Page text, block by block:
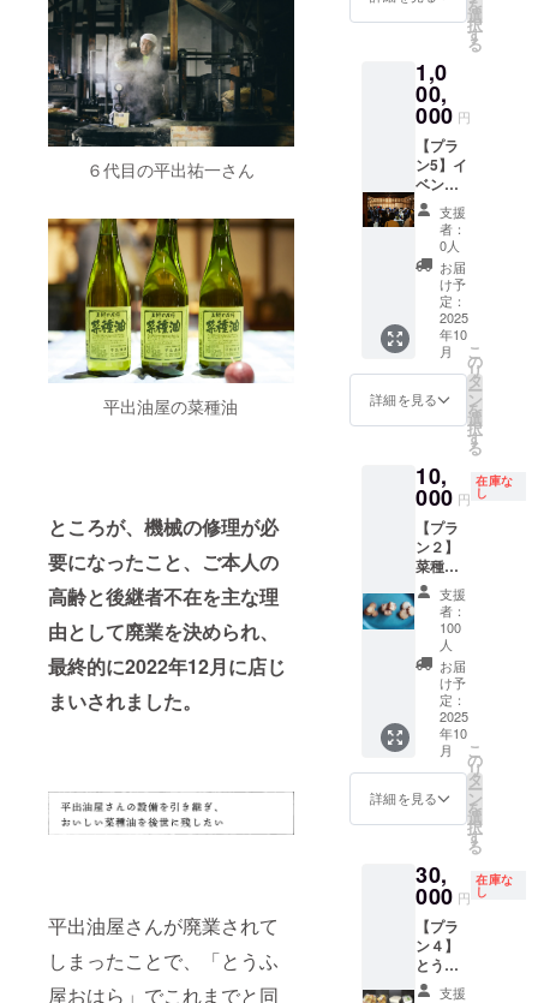
６代目の平出祐一さん
平出油屋の菜種油
ところが、機械の修理が必
要になったこと、ご本人の
高齢と後継者不在を主な理
由として廃業を決められ、
最終的に2022年12月に店じ
まいされました。
平出油屋さんが廃業されて
しまったことで、「とうふ
屋おはら」でこれまでと同
・掲載
期間：
存続す
る限り
・掲載
方法：
文字の
み、掲
載サイ
ズ 12ポ
イント
（50音
順） ・
支援
時、希
望の方
は備考
欄に掲
載を希
望され
るお名
前とふ
をご記
入くだ
さい。
■プロ
ジェク
ト進捗
レポー
トメー
ルを毎
月送信
しま
す。
方法：
文字の
載サイ
ズ 12ポ
イント
（50音
順） ・
支援
時、希
望の方
は備考
欄に掲
載を希
望され
るお名
前とふ
りがな
をご記
入くだ
さい。
■プロ
ジェク
レポー
トメー
ルを毎
月送信
しま
す。
然にが
り） ・
せ豆
腐」1丁
（ 原材
料:国産
大豆、
天然に
がり）
・「ま
るでプ
リン」1
個（ 原
材料:国
産青大
豆、天
然にが
り） ・
「豆腐
の味噌
漬け」1
丁（原
産大
豆、天
然にが
り、国
産味噌
など）
・「五
島の自
然海
塩」
100g（
原材料:
海水
（五島
海））
■感謝の
気持ち
メッ
セージ
をお送
りしま
す。 ■
搾油施
設付近
揚げ」6
個入り
料:国産
大豆、
天然に
がり、
菜種
油） ・
「もめ
ん豆
腐」1丁
（ 原材
料:国産
大豆、
天然に
がり）
・「豆
幻郷」1
丁（ 原
材料:国
産青大
豆、天
り） ・
「青寄
せ豆
腐」1丁
（ 原材
料:国産
青大
豆、天
然にが
り） ・
「白寄
せ豆
腐」1丁
（ 原材
料:国産
大豆、
天然に
がり）
個（ 原
材料:国
産青大
豆、天
然にが
り） ・
「豆腐
年10月
以降に
市内で
開催 C.
見学イ
ベント
（豆腐
料理
付）
※2025
年10月
以降に
喜多方
市内で
開催 ・
支援者
様の交
通費や
滞在
費：支
援者様
の交通
在費は
各自で
ご負担
くださ
い。 ・
支援者
様との
連絡方
法：詳
細は
メール
で連絡
しま
す。 ----
-----------
-----------
-----------
-----------
-----------
ト・体
験会へ
の招待
券 １
枚 ■菜
種油２
合瓶
前掲載
（希望
み、匿
名可）
・掲載
期間：
事業が
存続す
る限り
・掲載
方法：
文字の
み、掲
載サイ
ズ 12ポ
イント
（50音
順） ・
支援
時、希
望の方
は備考
載を希
望され
るお名
前とふ
りがな
をご記
入くだ
さい。
■プロ
ジェク
ト進捗
レポー
トメー
ルを毎
月送信
しま
す。
きま
す。 ※
及び添
加物等
の食品
表示は
お届け
商品の
ラベル
に表記
されま
す。 商
品開封
前には
必ずお
届けの
リター
ンに貼
付され
たラベ
ルや注
意書き
認くだ
さい。
※このプ
ランは5
万円
コー
ス、10
万円
コー
ス、30
万円
コー
ス、50
万円
コー
ス、100
万円
コース
内容に
なりま
す。 ■
お楽し
み揚げ
物・豆
腐セッ
表示は
お届け
ラベル
に表記
されま
す。 商
品開封
前には
必ずお
届けの
リター
ンに貼
付され
たラベ
ルや注
意書き
をご確
認くだ
さい。
※このプ
ランは
10万円
ス、30
万円
コー
ス、50
万円
コー
ス、100
万円
コース
とで同
じリ
ターン
内容に
なりま
す。 ----
-----------
-----------
-----------
-----------
-----------
オープ
ニング
イベン
ト（搾
油見学
と豆腐
料理
表示は
お届け
ラベル
に表記
されま
す。 商
品開封
前には
必ずお
届けの
リター
ンに貼
付され
たラベ
ルや注
意書き
をご確
認くだ
さい。
※このプ
ランは
10万円
ス、30
万円
コー
ス、50
万円
コー
ス、100
万円
コース
とで同
じリ
ターン
内容に
なりま
す ■記
念ラベ
ルの菜
種油２
（330g)
感謝の
気持ち
を込め
て、お
礼の
メッ
セージ
を使用
した
げ」、
「生揚
げ」、
2024年
度東北
豆腐品
評会 金
賞（木
綿豆腐
部門）
の「も
めん豆
腐」、
同じく
金賞
（充填
豆腐部
門）の
「豆幻
郷」。5
らは、
それに
加えて
「青寄
せ豆
腐」、
「白寄
せ豆
腐」、
「まる
でプリ
ン」、
「豆腐
の味噌
け」、
「五島
の自然
は、ク
ラウド
ファン
ディン
グ終了
後から
2024年
を
選
択
す
る
1,0
00,
000 円
【プラ
ン5】イ
ベン
ト・体
験会へ
の招待
券
＋ 菜
種油２
合瓶
（330g)
２本
100万円
コース
イベン
トや体
の「招
待
券」、
クラウ
ドファ
ンディ
ング記
念ラベ
ルの菜
種油２
合瓶２
本を送
りま
す。招
待券は
下記
A~Cの
いずれ
か1回で
けま
す。招
待券は
菜種油
ととも
に発送
しま
支援
者：
0人
お届
け予
定：
2025
年10
月
詳細を見る
こ
の
リ
タ
ー
ン
を
選
択
す
る
10,
000 円
在庫な
し
【プラ
ン２】
菜種油
を使っ
た焼き
菓子 1
万円
コース
出来上
がった
菜種油
を使っ
た焼き
菓子
「菜種
キー
（80g）
」
（「食
堂つき
とおひ
さま」
支援
者：
100
人
お届
け予
定：
2025
年10
月
詳細を見る
こ
の
リ
タ
ー
ン
を
選
択
す
る
30,
000 円
在庫な
し
【プラ
ン４】
とうふ
屋おは
支援